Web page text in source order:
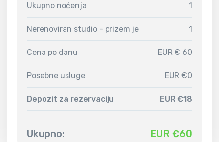
Ukupno noćenja 1
Nerenoviran studio - prizemlje 1
Cena po danu EUR € 60
Posebne usluge EUR €0
Depozit za rezervaciju EUR €18
Ukupno: EUR €60